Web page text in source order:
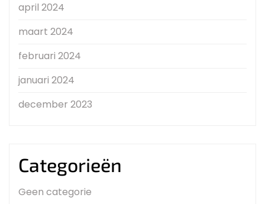
april 2024
maart 2024
februari 2024
januari 2024
december 2023
Categorieën
Geen categorie